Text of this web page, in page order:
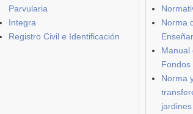
Parvularia
Integra
Registro Civil e Identificación
Norma
Manual
Fondos
Norma